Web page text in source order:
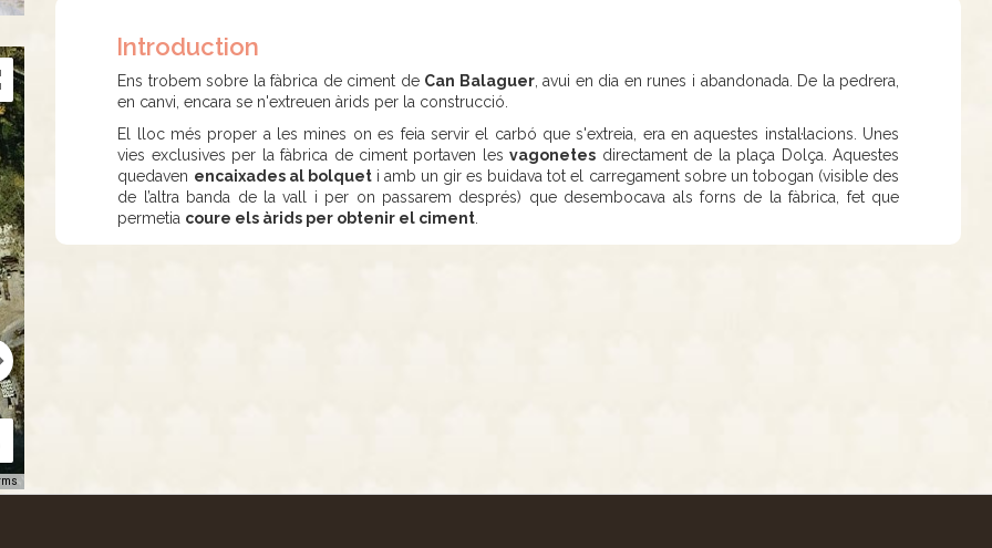
Introduction
Ens trobem sobre la fàbrica de ciment de Can Balaguer, avui en dia en runes i abandonada. De la pedrera,
en canvi, encara se n'extreuen àrids per la construcció.
El lloc més proper a les mines on es feia servir el carbó que s'extreia, era en aquestes instal·lacions. Unes
vies exclusives per la fàbrica de ciment portaven lesvagonetes directament de la plaça Dolça. Aquestes
quedaven encaixades al bolqueti amb un gir es buidava tot el carregament sobre un tobogan (visible des
de l’altra banda de la vall i per on passarem després) que desembocava als forns de la fàbrica, fet que
permetia coure els àrids per obtenir el ciment